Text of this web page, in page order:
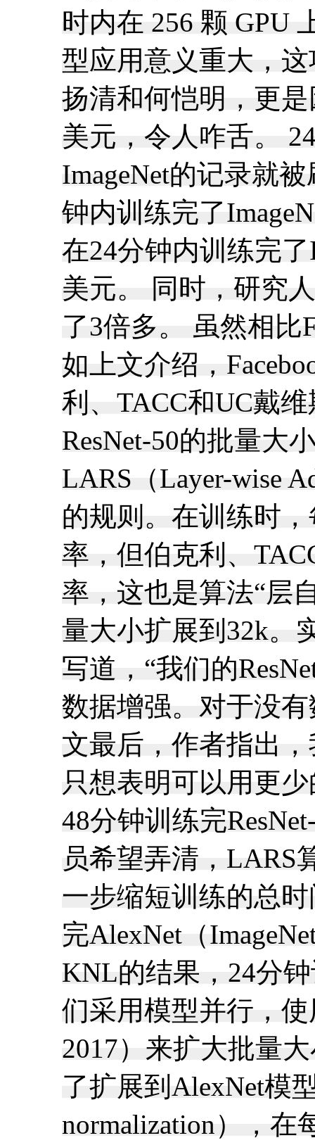
时内在 256 颗 GPU
型应用意义重大，
扬清和何恺明，更
美元，令人咋舌。
ImageNet的记录就
钟内训练完了
在24分钟内训练完
美元。 同时，研究
了3倍多。 虽然相比
如上文介绍，
利、TACC和UC戴
ResNet-50的批量大
LARS（Layer-wise
的规则。在训练时
率，但伯克利、
率，这也是算法“层
量大小扩展到32k。
写道，“我们的
数据增强。对于没
文最后，作者指出
只想表明可以用更
48分钟训练完
员希望弄清，LARS
一步缩短训练的总
完AlexNet（
KNL的结果，24分
们采用模型并行，使
2017）来扩大批量
了扩展到AlexNet模
normalization），